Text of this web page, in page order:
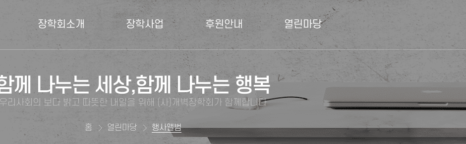
장학회소개 장학사업 후원안내 열린마당
께 나누는 세상,함께 나누는 행복
우리사회의 보다 밝고 따뜻한 내일을 위해 (사)개벽장학회가 함께합니다
홈 열린마당 행사앨범